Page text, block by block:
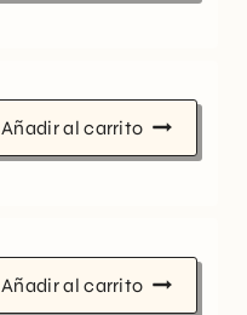
Añadir al carrito
Añadir al carrito